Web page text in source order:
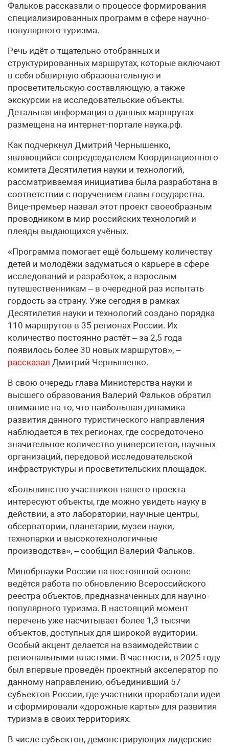
Фальков рассказали о процессе формирования
специализированных программ в сфере научно-
популярного туризма.
Речь идёт о тщательно отобранных и
структурированных маршрутах, которые включают
в себя обширную образовательную и
просветительскую составляющую, а также
экскурсии на исследовательские объекты.
Детальная информация о данных маршрутах
размещена на интернет-портале наука.рф.
Как подчеркнул Дмитрий Чернышенко,
являющийся сопредседателем Координационного
комитета Десятилетия науки и технологий,
рассматриваемая инициатива была разработана в
соответствии с поручением главы государства.
Вице-премьер назвал этот проект своеобразным
проводником в мир российских технологий и
плеяды выдающихся учёных.
«Программа помогает ещё большему количеству
детей и молодёжи задуматься о карьере в сфере
исследований и разработок, а взрослым
путешественникам – в очередной раз испытать
гордость за страну. Уже сегодня в рамках
Десятилетия науки и технологий создано порядка
110 маршрутов в 35 регионах России. Их
количество постоянно растёт – за 2,5 года
появилось более 30 новых маршрутов», –
рассказал Дмитрий Чернышенко.
В свою очередь глава Министерства науки и
высшего образования Валерий Фальков обратил
внимание на то, что наибольшая динамика
развития данного туристического направления
наблюдается в тех регионах, где сосредоточено
значительное количество университетов, научных
организаций, передовой исследовательской
инфраструктуры и просветительских площадок.
«Большинство участников нашего проекта
интересуют объекты, где можно увидеть науку в
действии, а это лаборатории, научные центры,
обсерватории, планетарии, музеи науки,
технопарки и высокотехнологичные
производства», – сообщил Валерий Фальков.
Минобрнауки России на постоянной основе
ведётся работа по обновлению Всероссийского
реестра объектов, предназначенных для научно-
популярного туризма. В настоящий момент
перечень уже насчитывает более 1,3 тысячи
объектов, доступных для широкой аудитории.
Особый акцент делается на взаимодействии с
региональными властями. В частности, в 2025 году
был впервые проведён проектный акселератор по
данному направлению, объединивший 57
субъектов России, где участники проработали идеи
и сформировали «дорожные карты» для развития
туризма в своих территориях.
В числе субъектов, демонстрирующих лидерские